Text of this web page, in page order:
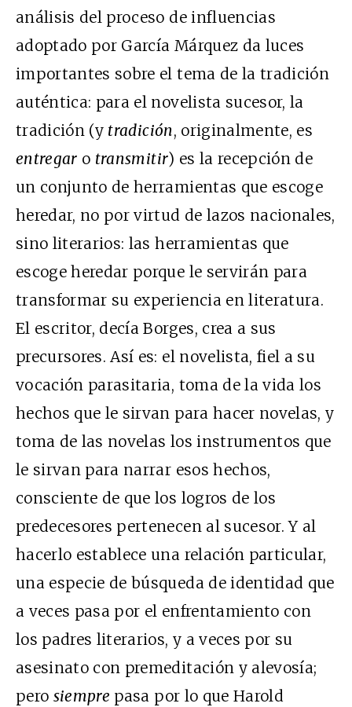
análisis del proceso de influencias
adoptado por García Márquez da luces
importantes sobre el tema de la tradición
auténtica: para el novelista sucesor, la
tradición (y tradición, originalmente, es
entregar o transmitir) es la recepción de
un conjunto de herramientas que escoge
heredar, no por virtud de lazos nacionales,
sino literarios: las herramientas que
escoge heredar porque le servirán para
transformar su experiencia en literatura.
El escritor, decía Borges, crea a sus
precursores. Así es: el novelista, fiel a su
vocación parasitaria, toma de la vida los
hechos que le sirvan para hacer novelas, y
toma de las novelas los instrumentos que
le sirvan para narrar esos hechos,
consciente de que los logros de los
predecesores pertenecen al sucesor. Y al
hacerlo establece una relación particular,
una especie de búsqueda de identidad que
a veces pasa por el enfrentamiento con
los padres literarios, y a veces por su
asesinato con premeditación y alevosía;
pero siempre pasa por lo que Harold